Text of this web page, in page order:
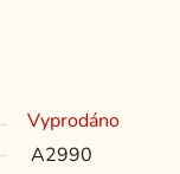
Vyprodáno
A2990